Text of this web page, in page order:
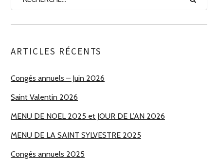
ARTICLES RÉCENTS
Congés annuels – Juin 2026
Saint Valentin 2026
MENU DE NOEL 2025 et JOUR DE L’AN 2026
MENU DE LA SAINT SYLVESTRE 2025
Congés annuels 2025